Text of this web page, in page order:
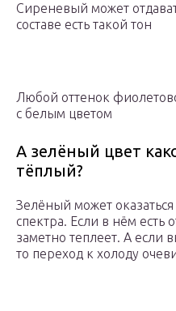
Сиреневый может
составе есть такой тон
Любой оттенок
с белым цветом
А зелёный цвет
тёплый?
Зелёный может
спектра. Если в нём есть
заметно теплеет. А если
то переход к холоду